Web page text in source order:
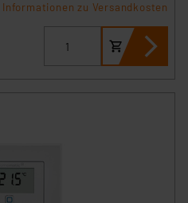
Informationen zu Versandkosten